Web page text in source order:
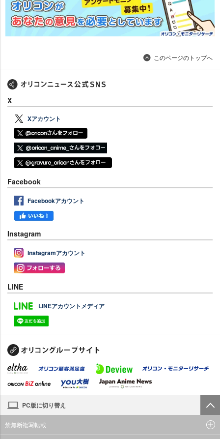
このページのトップへ
X
Xアカウント
Facebook
Facebookアカウント
Instagram
Instagramアカウント
LINE
LINEアカウントメディア
PC版に切り替え
禁無断複写転載